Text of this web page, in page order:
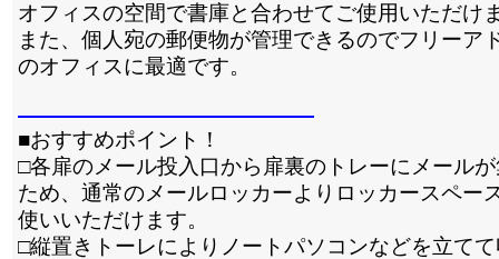
オフィスの空間で書庫と合わせてご使用いただけ
また、個人宛の郵便物が管理できるのでフリーア
のオフィスに最適です。
■おすすめポイント！
□各扉のメール投入口から扉裏のトレーにメール
ため、通常のメールロッカーよりロッカースペー
使いいただけます。
□縦置きトーレによりノートパソコンなどを立て